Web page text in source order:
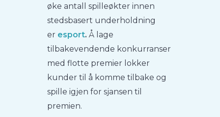
øke antall spilleøkter innen
stedsbasert underholdning
er esport.Å lage
tilbakevendende konkurranser
med flotte premier lokker
kunder til å komme tilbake og
spille igjen for sjansen til
premien.